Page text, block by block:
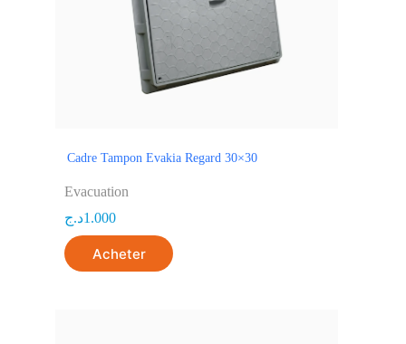
Cadre Tampon Evakia Regard 30×30
Evacuation
1.000د.ج
Acheter